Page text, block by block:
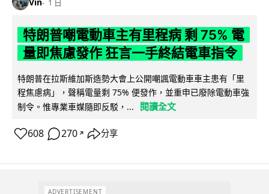
1 日
特朗普嘲電動車主有里程病 剩 75% 電
量即焦慮發作 狂言一手終結電車指令
特朗普在拉斯維加斯造勢大會上公開嘲諷電動車車主患有「里
程焦慮病」，聲稱電量剩 75% 便發作，並重申已廢除電動車強
制令。惟專業車媒隨即反駁，...
閱讀全文
608 270 ↗ 分享
ADVERTISEMENT